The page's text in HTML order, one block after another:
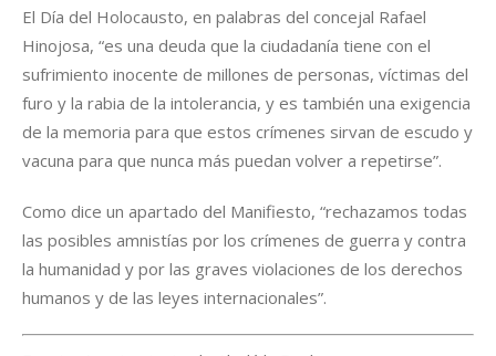
El Día del Holocausto, en palabras del concejal Rafael
Hinojosa, “es una deuda que la ciudadanía tiene con el
sufrimiento inocente de millones de personas, víctimas del
furo y la rabia de la intolerancia, y es también una exigencia
de la memoria para que estos crímenes sirvan de escudo y
vacuna para que nunca más puedan volver a repetirse”.
Como dice un apartado del Manifiesto, “rechazamos todas
las posibles amnistías por los crímenes de guerra y contra
la humanidad y por las graves violaciones de los derechos
humanos y de las leyes internacionales”.